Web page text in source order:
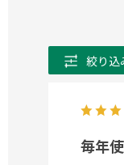
絞り込
毎年